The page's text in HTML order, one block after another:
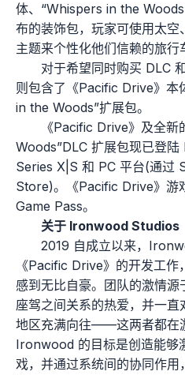
体、“Whispers in the
布的装饰包，玩家可使用太
主题来个性化他们信赖的旅行
对于希望同时购买 DLC
则包含了《Pacific Drive》本
in the Woods”扩展包。
《Pacific Drive》及全
Woods”DLC 扩展包现已登
Series X|S 和 PC 平台(通过
Store)。《Pacific Drive》游
Game Pass。
关于 Ironwood Studios
2019 自成立以来，
《Pacific Drive》的开发工
感到无比自豪。团队的激情
座驾之间关系的热爱，并一
地区充满向往——这两者都在
Ironwood 的目标是创造能够
戏，并通过系统间的协同作